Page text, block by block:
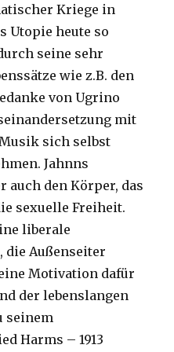
Kriege in
Utopie heute so
seine sehr
wie z.B. den
von Ugrino
mit
sich selbst
Jahnns
den Körper, das
sexuelle Freiheit.
liberale
die Außenseiter
Motivation dafür
der lebenslangen
seinem
Harms – 1913